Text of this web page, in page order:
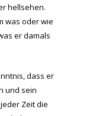
hellsehen.
was oder wie
er damals
dass er
und sein
Zeit die